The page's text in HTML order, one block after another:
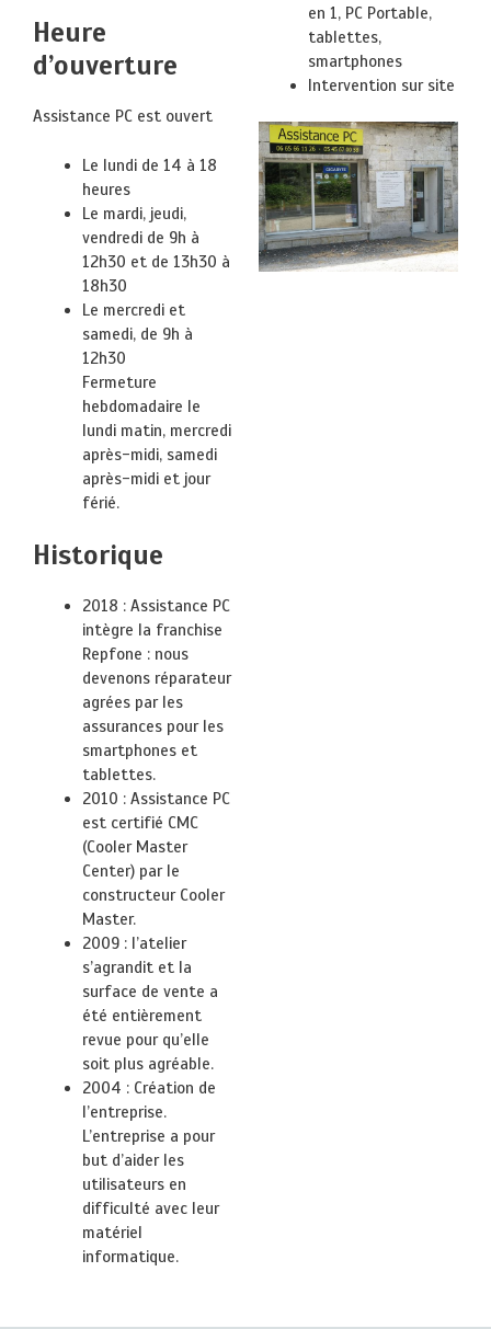
Heure
d’ouverture
Assistance PC est ouvert
Le lundi de 14 à 18
heures
Le mardi, jeudi,
vendredi de 9h à
12h30 et de 13h30 à
18h30
Le mercredi et
samedi, de 9h à
12h30
Fermeture
hebdomadaire le
lundi matin, mercredi
après-midi, samedi
après-midi et jour
férié.
Historique
2018 : Assistance PC
intègre la franchise
Repfone : nous
devenons réparateur
agrées par les
assurances pour les
smartphones et
tablettes.
2010 : Assistance PC
est certifié CMC
(Cooler Master
Center) par le
constructeur Cooler
Master.
2009 : l’atelier
s’agrandit et la
surface de vente a
été entièrement
revue pour qu’elle
soit plus agréable.
2004 : Création de
l’entreprise.
L’entreprise a pour
but d’aider les
utilisateurs en
difficulté avec leur
matériel
informatique.
en 1, PC Portable,
tablettes,
smartphones
Intervention sur site